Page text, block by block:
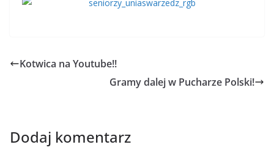
Kotwica na Youtube!!
Gramy dalej w Pucharze Polski!
Dodaj komentarz